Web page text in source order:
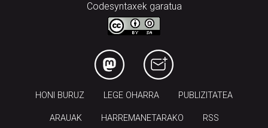
Codesyntaxek garatua
HONI BURUZ LEGE OHARRA PUBLIZITATEA
ARAUAK HARREMANETARAKO RSS